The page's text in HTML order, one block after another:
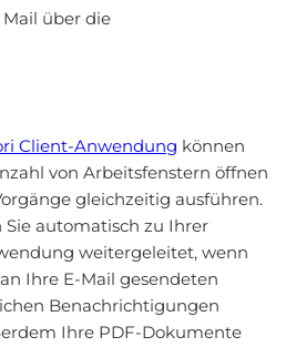
über die
Client-Anwendung können
von Arbeitsfenstern öffnen
gleichzeitig ausführen.
automatisch zu Ihrer
weitergeleitet, wenn
Ihre E-Mail gesendeten
Benachrichtigungen
Ihre PDF-Dokumente